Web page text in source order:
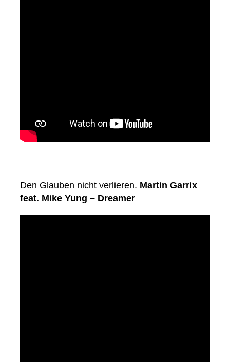
Den Glauben nicht verlieren. Martin Garrix
feat. Mike Yung – Dreamer